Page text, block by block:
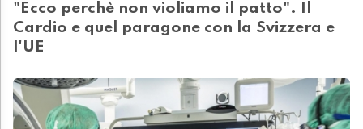
"Ecco perchè non violiamo il patto". Il
Cardio e quel paragone con la Svizzera e
l'UE